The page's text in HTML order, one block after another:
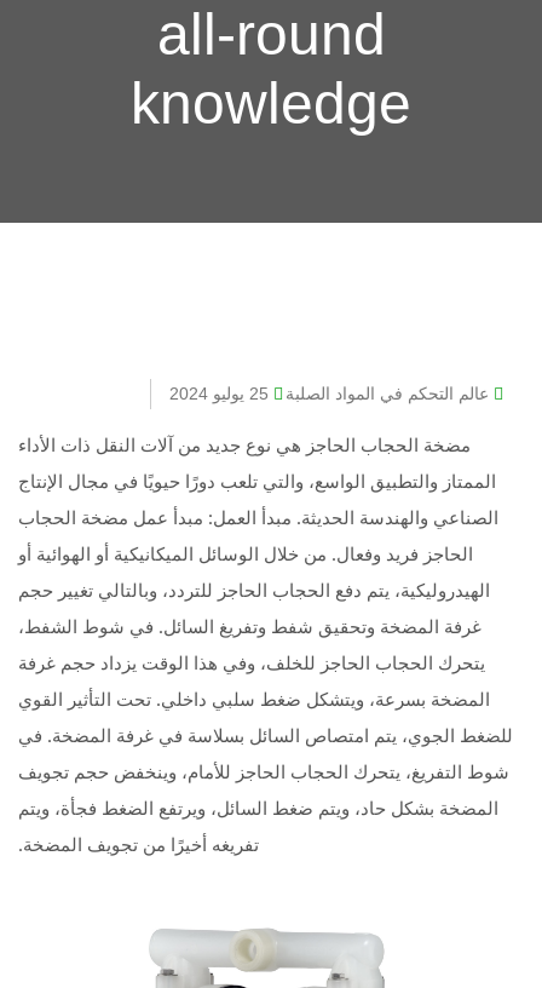
all-round
knowledge
عالم التحكم في المواد الصلبة 25 يوليو 2024
مضخة الحجاب الحاجز هي نوع جديد من آلات النقل ذات الأداء
الممتاز والتطبيق الواسع، والتي تلعب دورًا حيويًا في مجال الإنتاج
الصناعي والهندسة الحديثة. مبدأ العمل: مبدأ عمل مضخة الحجاب
الحاجز فريد وفعال. من خلال الوسائل الميكانيكية أو الهوائية أو
الهيدروليكية، يتم دفع الحجاب الحاجز للتردد، وبالتالي تغيير حجم
غرفة المضخة وتحقيق شفط وتفريغ السائل. في شوط الشفط،
يتحرك الحجاب الحاجز للخلف، وفي هذا الوقت يزداد حجم غرفة
المضخة بسرعة، ويتشكل ضغط سلبي داخلي. تحت التأثير القوي
للضغط الجوي، يتم امتصاص السائل بسلاسة في غرفة المضخة. في
شوط التفريغ، يتحرك الحجاب الحاجز للأمام، وينخفض حجم تجويف
المضخة بشكل حاد، ويتم ضغط السائل، ويرتفع الضغط فجأة، ويتم
تفريغه أخيرًا من تجويف المضخة.